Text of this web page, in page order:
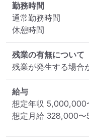
勤務時間
通常勤務時間
休憩時間
残業の有無について
残業が発生する場合
給与
想定年収 5,000,000
想定月給 328,000〜